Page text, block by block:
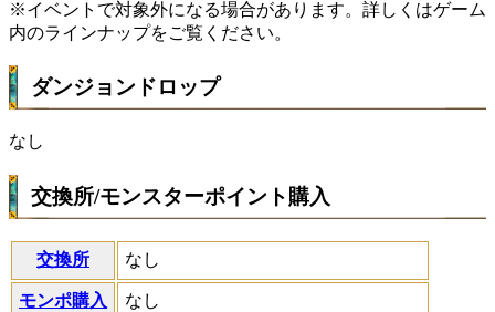
※イベントで対象外になる場合があります。詳しくはゲーム
内のラインナップをご覧ください。
ダンジョンドロップ
なし
交換所/モンスターポイント購入
交換所 なし
モンポ購入 なし